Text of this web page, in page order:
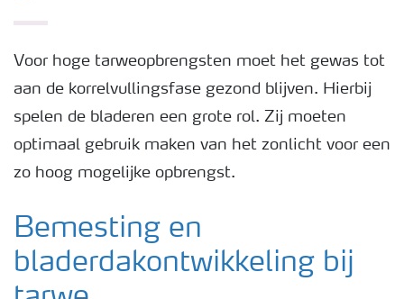
Toolbox
Grow the future
Podcasts
Voor hoge tarweopbrengsten moet het gewas tot
aan de korrelvullingsfase gezond blijven. Hierbij
spelen de bladeren een grote rol. Zij moeten
optimaal gebruik maken van het zonlicht voor een
zo hoog mogelijke opbrengst.
Bemesting en
bladerdakontwikkeling bij